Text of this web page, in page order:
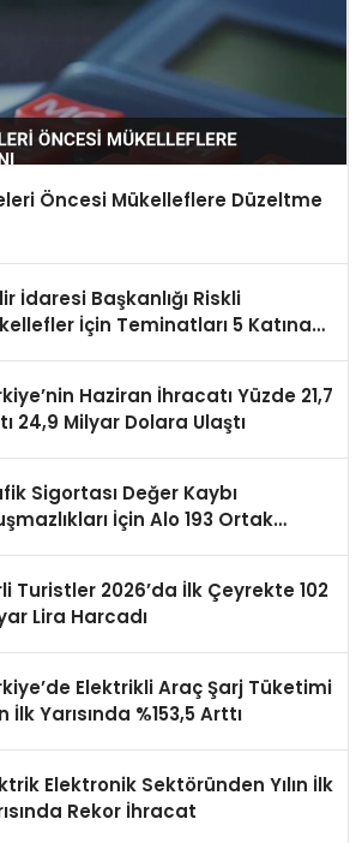
Öncesi Mükelleflere Düzeltme
İdaresi Başkanlığı Riskli
İçin Teminatları 5 Katına
Haziran İhracatı Yüzde 21,7
24,9 Milyar Dolara Ulaştı
Sigortası Değer Kaybı
İçin Alo 193 Ortak
Turistler 2026’da İlk Çeyrekte 102
Lira Harcadı
Elektrikli Araç Şarj Tüketimi
İlk Yarısında %153,5 Arttı
Elektronik Sektöründen Yılın İlk
Rekor İhracat